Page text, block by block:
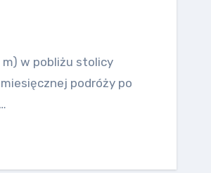
m) w pobliżu stolicy
podróży po